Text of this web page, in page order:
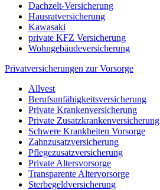
Dachzelt-Versicherung
Hausratversicherung
Kawasaki
private KFZ Versicherung
Wohngebäudeversicherung
Privatversicherungen zur Vorsorge
Allvest
Berufsunfähigkeitsversicherung
Private Krankenversicherung
Private Zusatzkrankenversicherung
Schwere Krankheiten Vorsorge
Zahnzusatzversicherung
Pflegezusatzversicherung
Private Altersvorsorge
Transparente Altervorsorge
Sterbegeldversicherung